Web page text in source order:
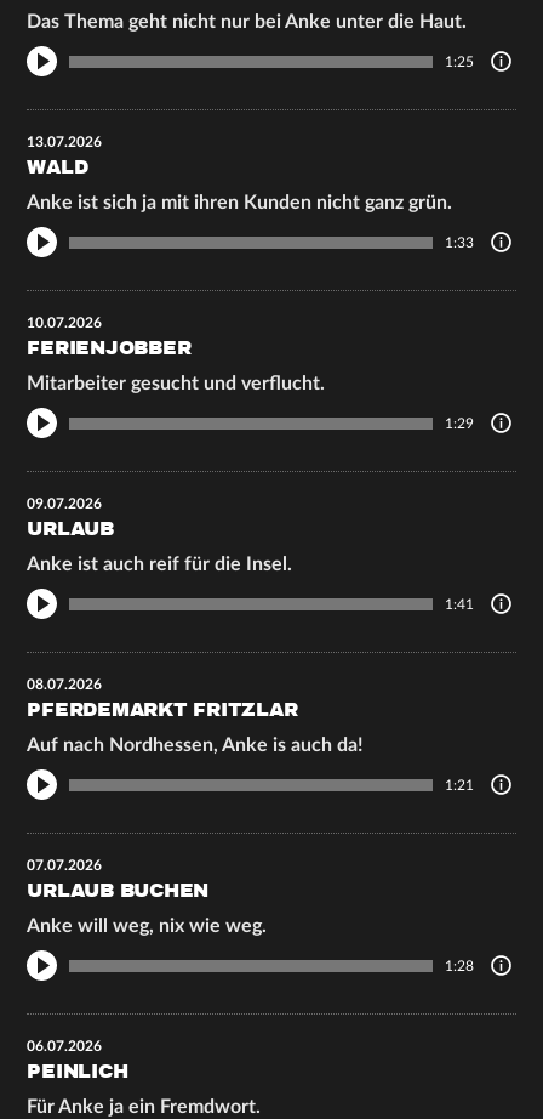
Das Thema geht nicht nur bei Anke unter die Haut.
1:25
13.07.2026
WALD
Anke ist sich ja mit ihren Kunden nicht ganz grün.
1:33
10.07.2026
FERIENJOBBER
Mitarbeiter gesucht und verflucht.
1:29
09.07.2026
URLAUB
Anke ist auch reif für die Insel.
1:41
08.07.2026
PFERDEMARKT FRITZLAR
Auf nach Nordhessen, Anke is auch da!
1:21
07.07.2026
URLAUB BUCHEN
Anke will weg, nix wie weg.
1:28
06.07.2026
PEINLICH
Für Anke ja ein Fremdwort.